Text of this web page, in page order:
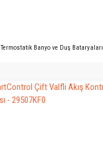
Termostatik Banyo ve Duş Bataryaları